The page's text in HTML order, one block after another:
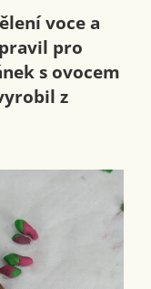
voce a
pro
s ovocem
z